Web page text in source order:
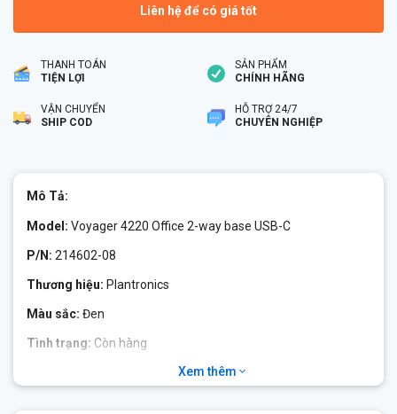
Liên hệ để có giá tốt
THANH TOÁN
TIỆN LỢI
SẢN PHẨM
CHÍNH HÃNG
VẬN CHUYỂN
SHIP COD
HỖ TRỢ 24/7
CHUYÊN NGHIỆP
Mô Tả:
Model: Voyager 4220 Office 2-way base USB-C
P/N: 214602-08
Thương hiệu: Plantronics
Màu sắc: Đen
Tình trạng: Còn hàng
Xem thêm